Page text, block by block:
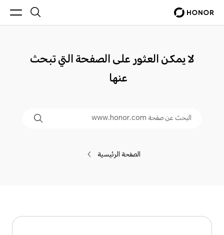
لا يمكن العثور على الصفحة التي تبحث
عنها
الصفحة الرئيسية